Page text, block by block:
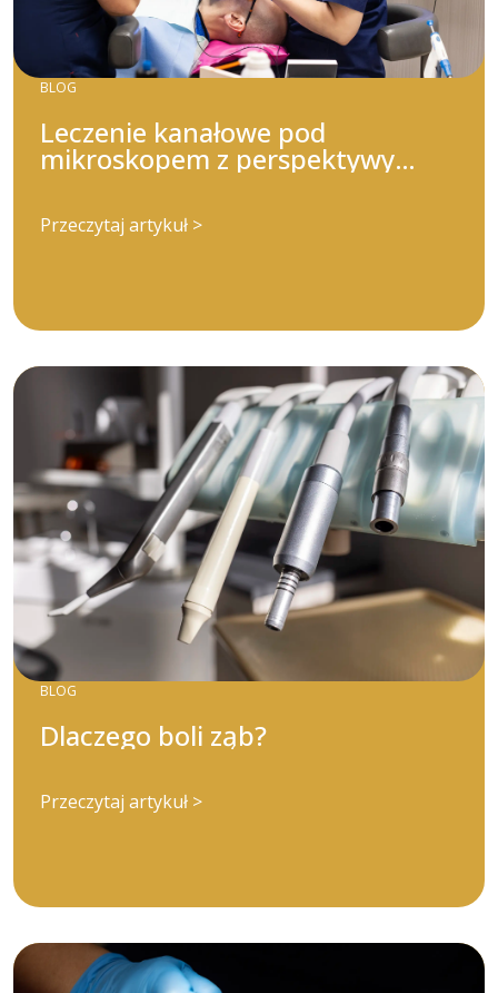
BLOG
Leczenie kanałowe pod
mikroskopem z perspektywy
Przeczytaj artykuł >
BLOG
Dlaczego boli ząb?
Przeczytaj artykuł >